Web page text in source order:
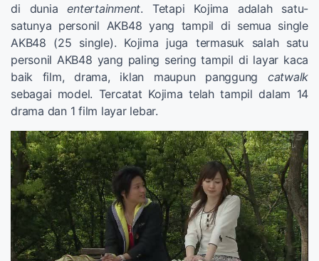
di duniaentertainment. Tetapi Kojima adalah satu-
satunya personil AKB48 yang tampil di semua single
AKB48 (25 single). Kojima juga termasuk salah satu
personil AKB48 yang paling sering tampil di layar kaca
baik film, drama, iklan maupun panggung catwalk
sebagai model. Tercatat Kojima telah tampil dalam 14
drama dan 1 film layar lebar.